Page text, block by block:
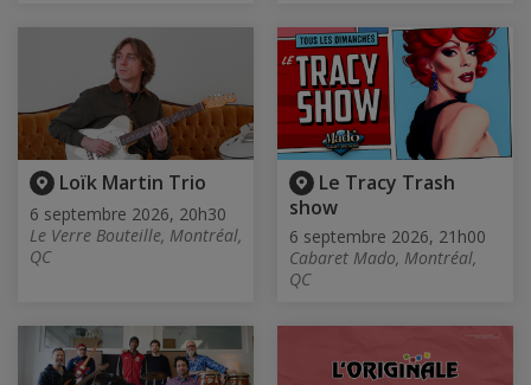
Loïk Martin Trio
6 septembre 2026, 20h30
Le Verre Bouteille, Montréal,
QC
Le Tracy Trash
show
6 septembre 2026, 21h00
Cabaret Mado, Montréal,
QC